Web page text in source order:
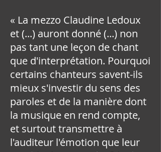
« La mezzo Claudine Ledoux
et (...) auront donné (...) non
pas tant une leçon de chant
que d'interprétation. Pourquoi
certains chanteurs savent-ils
mieux s'investir du sens des
paroles et de la manière dont
la musique en rend compte,
et surtout transmettre à
l'auditeur l'émotion que leur